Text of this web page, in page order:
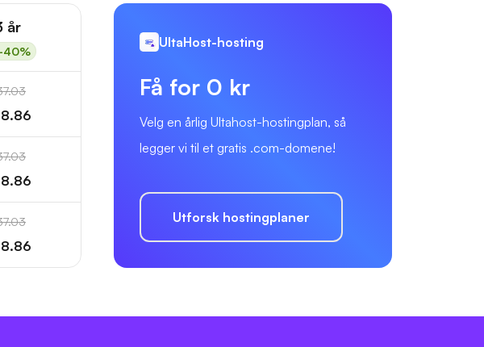
år
40%
UltaHost-hosting
Få for 0 kr
Velg en årlig Ultahost-hostingplan, så
legger vi til et gratis .com-domene!
Utforsk hostingplaner